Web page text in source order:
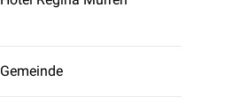
Gemeinde